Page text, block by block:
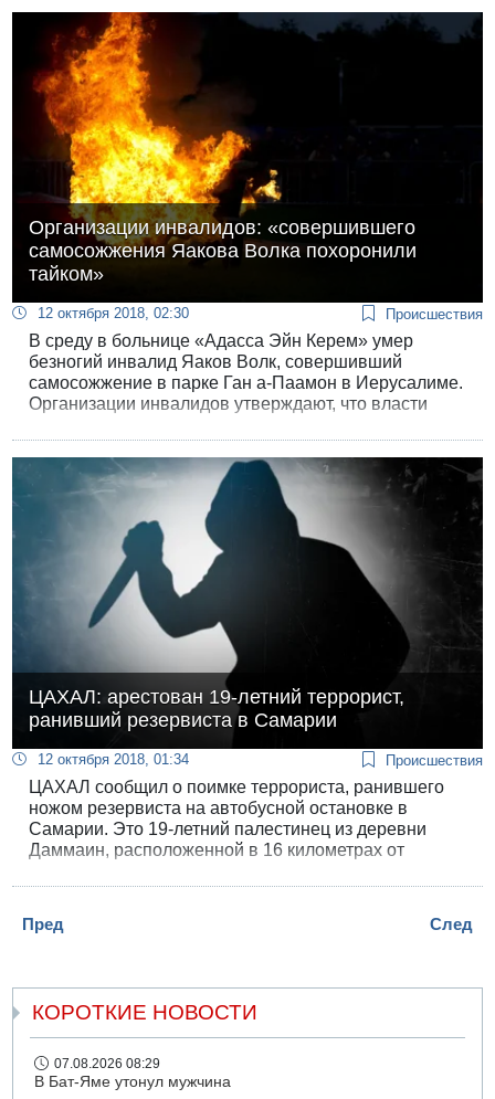
Организации инвалидов: «совершившего
самосожжения Яакова Волка похоронили
тайком»
12 октября 2018, 02:30 Происшествия
В среду в больнице «Адасса Эйн Керем» умер
безногий инвалид Яаков Волк, совершивший
самосожжение в парке Ган а-Паамон в Иерусалиме.
Организации инвалидов утверждают, что власти
ЦАХАЛ: арестован 19-летний террорист,
ранивший резервиста в Самарии
12 октября 2018, 01:34 Происшествия
ЦАХАЛ сообщил о поимке террориста, ранившего
ножом резервиста на автобусной остановке в
Самарии. Это 19-летний палестинец из деревни
Даммаин, расположенной в 16 километрах от
Пред След
КОРОТКИЕ НОВОСТИ
07.08.2026 08:29
В Бат-Яме утонул мужчина